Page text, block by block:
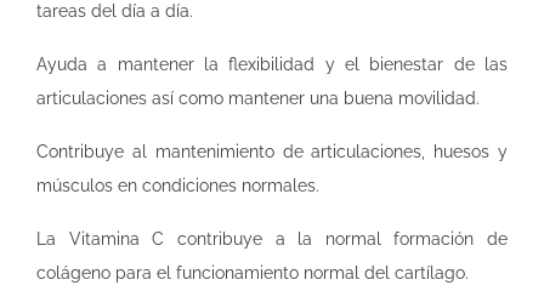
tareas del día a día.
Ayuda a mantener la flexibilidad y el bienestar de las
articulaciones así como mantener una buena movilidad.
Contribuye al mantenimiento de articulaciones, huesos y
músculos en condiciones normales.
La Vitamina C contribuye a la normal formación de
colágeno para el funcionamiento normal del cartílago.